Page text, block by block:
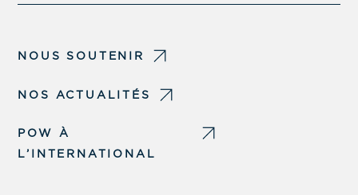
NOUS SOUTENIR
NOS ACTUALITÉS
POW À
L’INTERNATIONAL